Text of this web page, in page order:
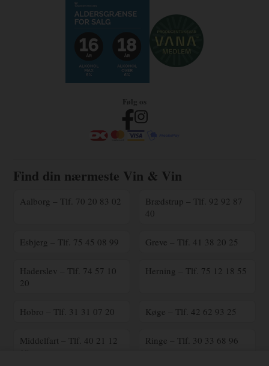
Følg os
Find din nærmeste Vin & Vin
Aalborg – Tlf. 70 20 83 02
Brædstrup – Tlf. 92 92 87
40
Esbjerg – Tlf. 75 45 08 99 Greve – Tlf. 41 38 20 25
Haderslev – Tlf. 74 57 10
20
Herning – Tlf. 75 12 18 55
Hobro – Tlf. 31 31 07 20 Køge – Tlf. 42 62 93 25
Middelfart – Tlf. 40 21 12
Ringe – Tlf. 30 33 68 96